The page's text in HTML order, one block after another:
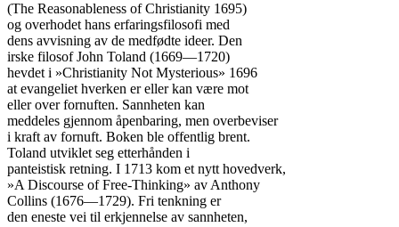
(The Reasonableness of Christianity 1695)
og overhodet hans erfaringsfilosofi med
dens avvisning av de medfødte ideer. Den
irske filosof John Toland (1669—1720)
hevdet i »Christianity Not Mysterious» 1696
at evangeliet hverken er eller kan være mot
eller over fornuften. Sannheten kan
meddeles gjennom åpenbaring, men overbeviser
i kraft av fornuft. Boken ble offentlig brent.
Toland utviklet seg etterhånden i
panteistisk retning. I 1713 kom et nytt hovedverk,
»A Discourse of Free-Thinking» av Anthony
Collins (1676—1729). Fri tenkning er
den eneste vei til erkjennelse av sannheten,